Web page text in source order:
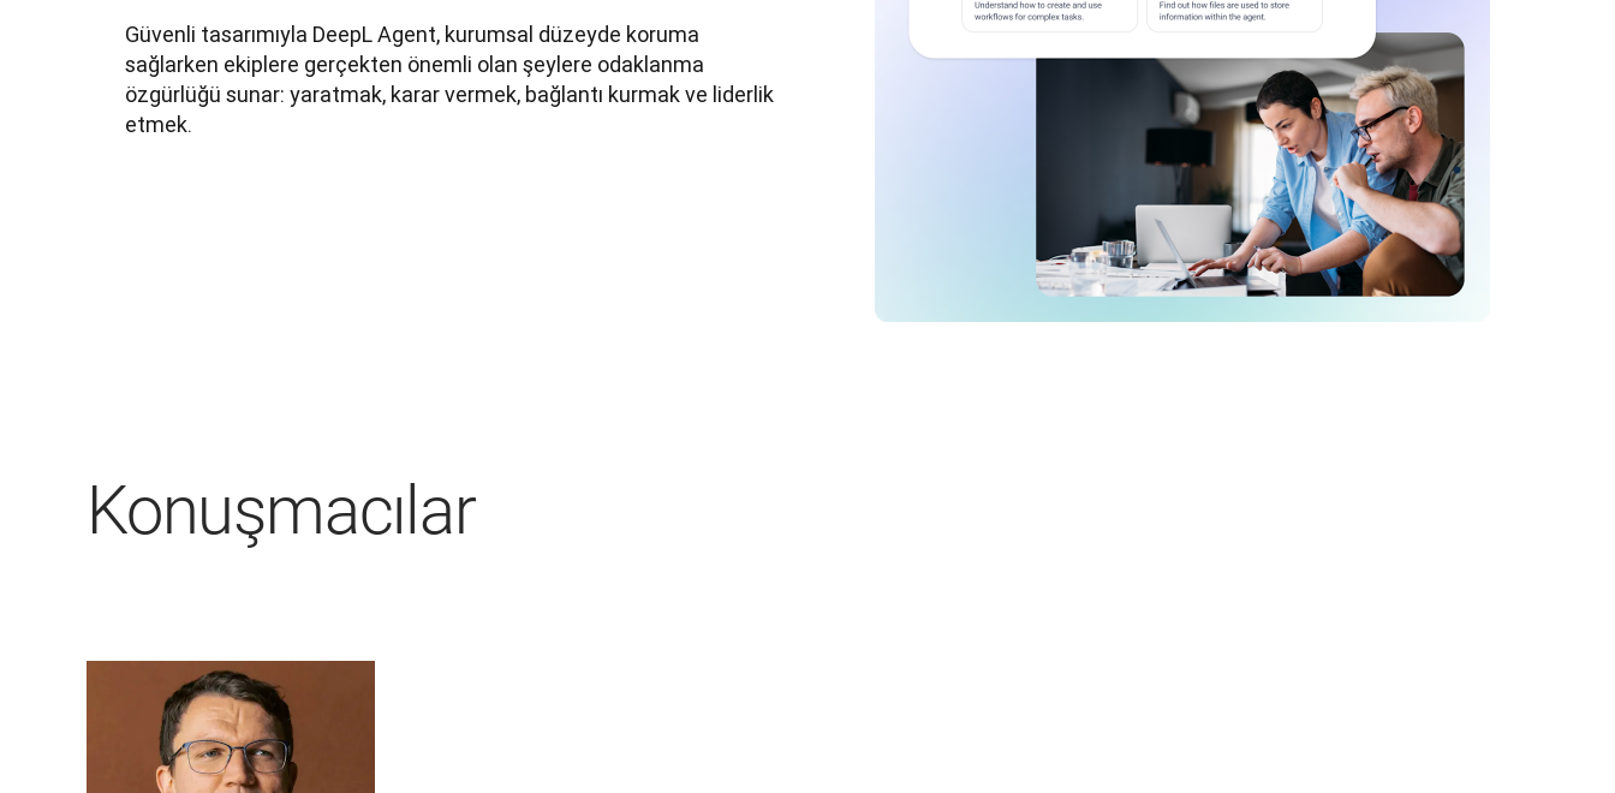
Güvenli tasarımıyla DeepL Agent, kurumsal düzeyde koruma
sağlarken ekiplere gerçekten önemli olan şeylere odaklanma
özgürlüğü sunar: yaratmak, karar vermek, bağlantı kurmak ve liderlik
etmek.
Konuşmacılar